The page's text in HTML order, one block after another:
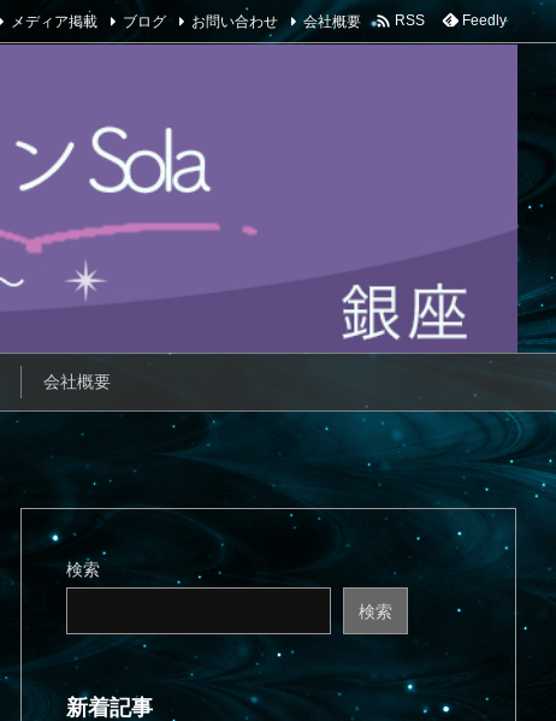
会社概要
メディア掲載 ブログ お問い合わせ 会社概要  RSS Feedly
検索
検索
新着記事